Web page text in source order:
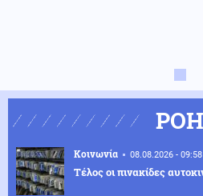
ΡΟΗ
Κοινωνία 08.08.2026 - 09:58
Τέλος οι πινακίδες